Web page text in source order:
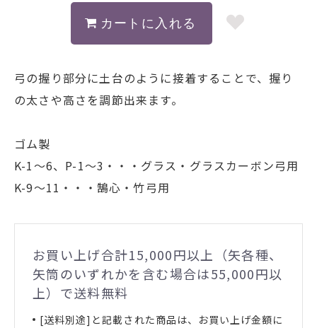
弓の握り部分に土台のように接着することで、握り
の太さや高さを調節出来ます。
ゴム製
K-1～6、P-1～3・・・グラス・グラスカーボン弓用
K-9～11・・・鵠心・竹弓用
お買い上げ合計15,000円以上（矢各種、
矢筒のいずれかを含む場合は55,000円以
上）で送料無料
[送料別途]と記載された商品は、お買い上げ金額に